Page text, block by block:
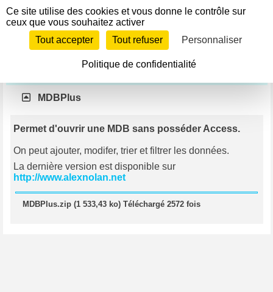
Télécharger
Si le lien ne fonctionne pas, contactez le webmestre pour
MDBPlus
Permet d'ouvrir une MDB sans posséder Access.
On peut ajouter, modifer, trier et filtrer les données.
La dernière version est disponible sur
http://www.alexnolan.net
MDBPlus.zip (1 533,43 ko) Téléchargé 2572 fois
Panneau de gestion des cookies
Ce site utilise des cookies et vous donne le contrôle sur
ceux que vous souhaitez activer
Tout accepter
Tout refuser Personnaliser
Politique de confidentialité